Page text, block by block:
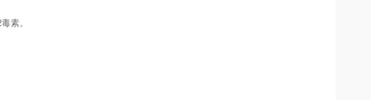
素。